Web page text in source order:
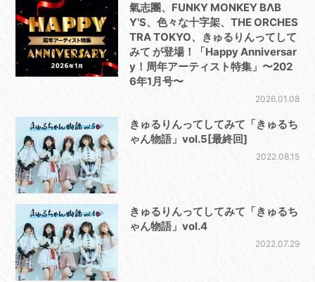
氣志團、FUNKY MONKEY BΛB
Y’S、色々な十字架、THE ORCHES
TRA TOKYO、きゅるりんってして
みて が登場！「Happy Anniversar
y！周年アーティスト特集」〜202
6年1月号〜
2026.01.08
きゅるりんってしてみて「きゅるち
ゃん物語」vol.5[最終回]
2022.08.15
きゅるりんってしてみて「きゅるち
ゃん物語」vol.4
2022.07.29